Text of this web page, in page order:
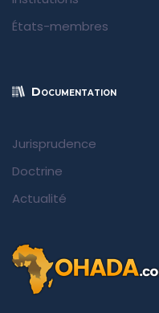
États-membres
Documentation
Jurisprudence
Doctrine
Actualité